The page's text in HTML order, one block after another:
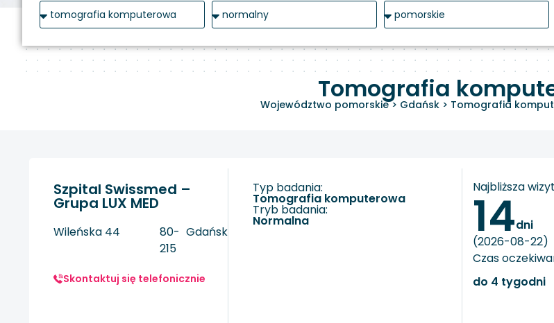
Tomografia
Województwo pomorskie> Gdańsk> Tomografia
Szpital Swissmed –
Grupa LUX MED
Wileńska 44
80-
215
Gdańsk
Skontaktuj się telefonicznie
Typ badania:
tomografia komputerowa
Tryb badania:
Normalna
Najbliższa
14dni
(2026-08-22)
Czas
do 4 tygodni